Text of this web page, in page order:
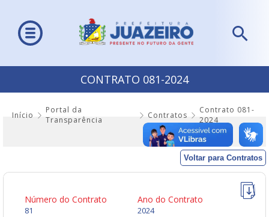
CONTRATO 081-2024
Início
Portal da
Transparência
Contratos
Contrato 081-
2024
Voltar para Contratos
Número do Contrato
81
Ano do Contrato
2024